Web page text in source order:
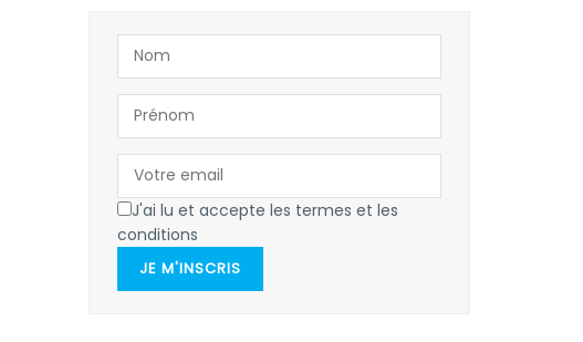
J'ai lu et accepte les termes et les
conditions
JE M'INSCRIS